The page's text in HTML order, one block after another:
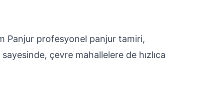
Panjur profesyonel panjur tamiri,
çevre mahallelere de hızlıca